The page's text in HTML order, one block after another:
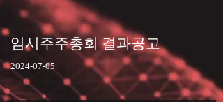
임시주주총회 결과공고
2024-07-05